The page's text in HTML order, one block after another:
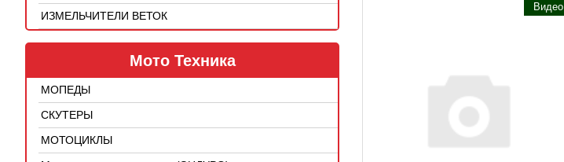
ИЗМЕЛЬЧИТЕЛИ ВЕТОК
Мото Техника
МОПЕДЫ
СКУТЕРЫ
МОТОЦИКЛЫ
Видео